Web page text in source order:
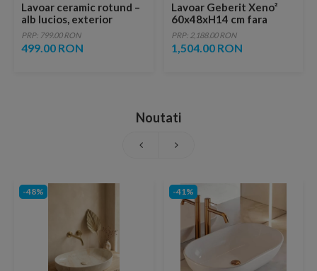
Lavoar ceramic rotund –
alb lucios, exterior
reliefat modern
PRP: 799.00 RON
499.00 RON
Lavoar Geberit Xeno²
60x48xH14 cm fara
preaplin
PRP: 2,188.00 RON
1,504.00 RON
Noutati
-48% -41%